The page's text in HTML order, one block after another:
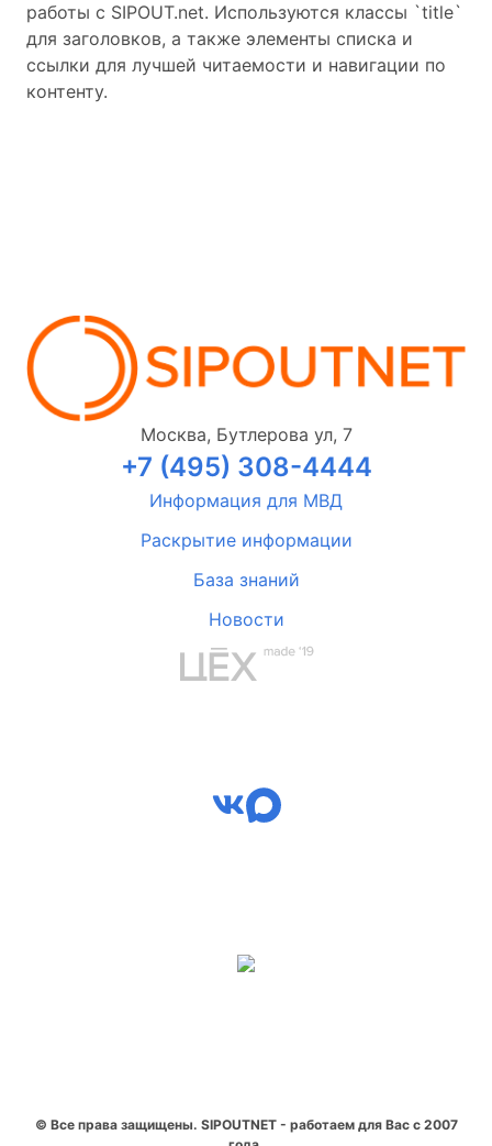
работы с SIPOUT.net. Используются классы `title`
для заголовков, а также элементы списка и
ссылки для лучшей читаемости и навигации по
контенту.
Москва, Бутлерова ул, 7
+7 (495) 308-4444
Информация для МВД
Раскрытие информации
База знаний
Новости
© Все права защищены. SIPOUTNET - работаем для Вас с 2007